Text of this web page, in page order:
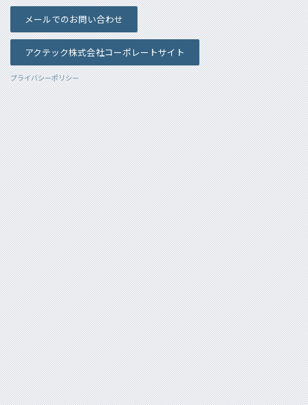
メールでのお問い合わせ
アクテック株式会社コーポレートサイト
プライバシーポリシー